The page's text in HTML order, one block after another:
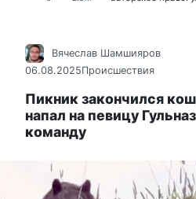
Вячеслав Шамшияров
06.08.2025Происшествия
Пикник закончился
напал на певицу
команду